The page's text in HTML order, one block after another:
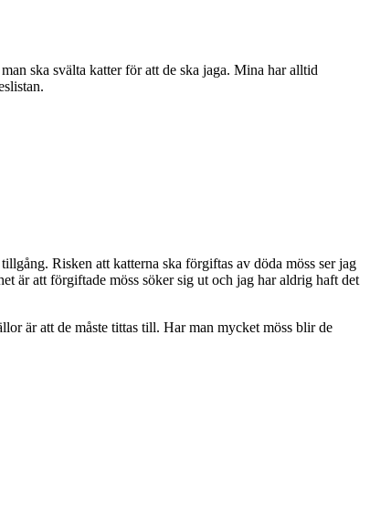
ska svälta katter för att de ska jaga. Mina har alltid
Risken att katterna ska förgiftas av döda möss ser jag
är att förgiftade möss söker sig ut och jag har aldrig haft det
är att de måste tittas till. Har man mycket möss blir de